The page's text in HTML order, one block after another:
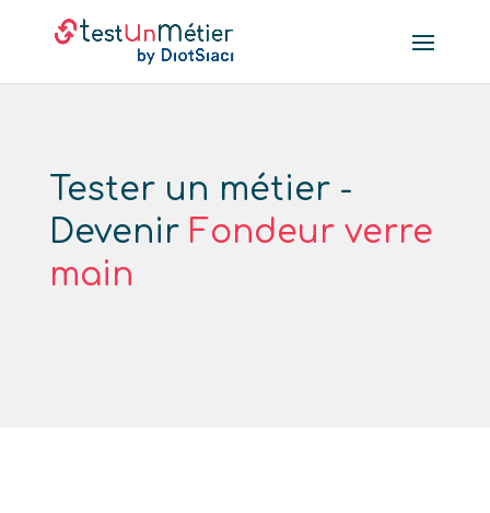
Tester un métier -
Devenir Fondeur verre
main